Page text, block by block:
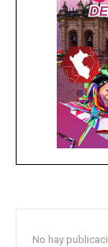
No hay